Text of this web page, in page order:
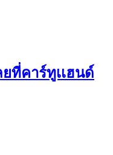
ยที่คาร์ทูเเฮนด์